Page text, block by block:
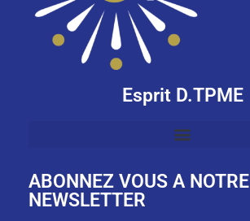
Esprit D.TPME
ABONNEZ VOUS A NOTRE
NEWSLETTER